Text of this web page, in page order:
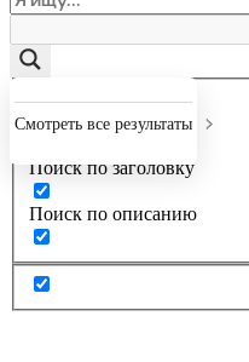
Смотреть все результаты
Точное совпадение
Поиск по заголовку
Поиск по описанию